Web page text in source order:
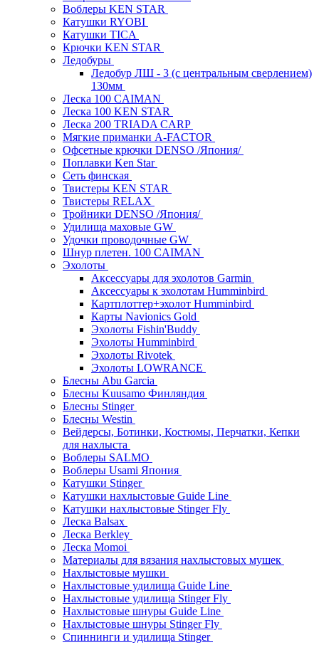
Воблеры KEN STAR
Катушки RYOBI
Катушки TICA
Крючки KEN STAR
Ледобуры
Ледобур ЛШ - 3 (с центральным сверлением)
130мм
Леска 100 CAIMAN
Леска 100 KEN STAR
Леска 200 TRIADA CARP
Мягкие приманки A-FACTOR
Офсетные крючки DENSO /Япония/
Поплавки Ken Star
Сеть финская
Твистеры KEN STAR
Твистеры RELAX
Тройники DENSO /Япония/
Удилища маховые GW
Удочки проводочные GW
Шнур плетен. 100 CAIMAN
Эхолоты
Аксессуары для эхолотов Garmin
Аксессуары к эхолотам Humminbird
Картплоттер+эхолот Humminbird
Карты Navionics Gold
Эхолоты Fishin'Buddy
Эхолоты Humminbird
Эхолоты Rivotek
Эхолоты LOWRANCE
Блесны Abu Garcia
Блесны Kuusamo Финляндия
Блесны Stinger
Блесны Westin
Вейдерсы, Ботинки, Костюмы, Перчатки, Кепки
для нахлыста
Воблеры SALMO
Воблеры Usami Япония
Катушки Stinger
Катушки нахлыстовые Guide Line
Катушки нахлыстовые Stinger Fly
Леска Balsax
Леска Berkley
Леска Momoi
Материалы для вязания нахлыстовых мушек
Нахлыстовые мушки
Нахлыстовые удилища Guide Line
Нахлыстовые удилища Stinger Fly
Нахлыстовые шнуры Guide Line
Нахлыстовые шнуры Stinger Fly
Спиннинги и удилища Stinger